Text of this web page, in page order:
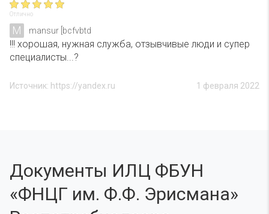
Отлично
M mansur [bcfvbtd
!!! хорошая, нужная служба, отзывчивые люди и супер
специалисты...?
1 февраля 2022
Источник: https://yandex.ru
Документы ИЛЦ ФБУН
«ФНЦГ им. Ф.Ф. Эрисмана»